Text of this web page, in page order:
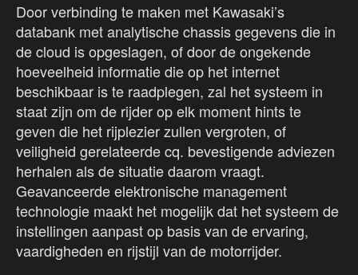
Door verbinding te maken met Kawasaki’s
databank met analytische chassis gegevens die in
de cloud is opgeslagen, of door de ongekende
hoeveelheid informatie die op het internet
beschikbaar is te raadplegen, zal het systeem in
staat zijn om de rijder op elk moment hints te
geven die het rijplezier zullen vergroten, of
veiligheid gerelateerde cq. bevestigende adviezen
herhalen als de situatie daarom vraagt.
Geavanceerde elektronische management
technologie maakt het mogelijk dat het systeem de
instellingen aanpast op basis van de ervaring,
vaardigheden en rijstijl van de motorrijder.